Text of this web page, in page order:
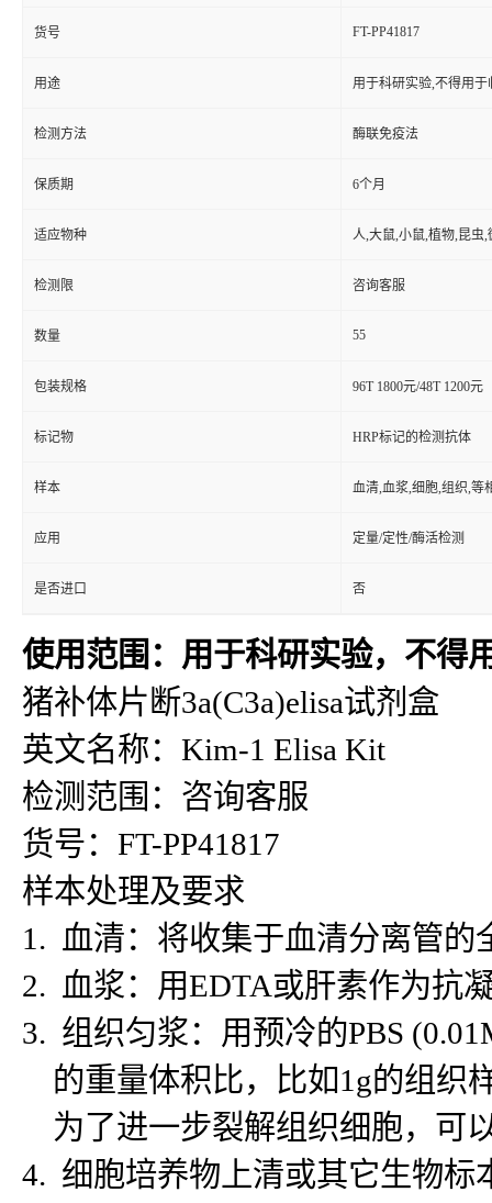
货号 FT-PP41817
用途 用于科研实验,不得用于
检测方法 酶联免疫法
保质期 6个月
适应物种 人,大鼠,小鼠,植物,昆虫,
检测限 咨询客服
数量 55
包装规格 96T 1800元/48T 1200元
标记物 HRP标记的检测抗体
样本 血清,血浆,细胞,组织,等
应用 定量/定性/酶活检测
是否进口 否
使用范围：用于科研实验，不得
猪补体片断3a(C3a)elisa试剂盒
英文名称：Kim-1 Elisa Kit
检测范围：咨询客服
货号：FT-PP41817
样本处理及要求
1. 血清：将收集于血清分离管
2. 血浆：用EDTA或肝素作为抗
3. 组织匀浆：用预冷的PBS
的重量体积比，比如1g的组织
为了进一步裂解组织细胞，可
4. 细胞培养物上清或其它生物